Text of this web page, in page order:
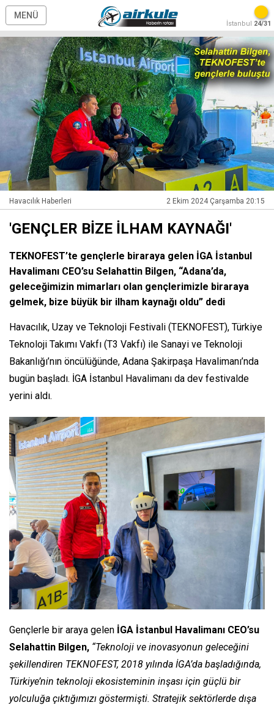
MENÜ
İstanbul 24/31
Havacılık Haberleri 2 Ekim 2024 Çarşamba 20:15
'GENÇLER BİZE İLHAM KAYNAĞI'
TEKNOFEST’te gençlerle biraraya gelen İGA İstanbul
Havalimanı CEO’su Selahattin Bilgen, “Adana’da,
geleceğimizin mimarları olan gençlerimizle biraraya
gelmek, bize büyük bir ilham kaynağı oldu” dedi
Havacılık, Uzay ve Teknoloji Festivali (TEKNOFEST), Türkiye
Teknoloji Takımı Vakfı (T3 Vakfı) ile Sanayi ve Teknoloji
Bakanlığı’nın öncülüğünde, Adana Şakirpaşa Havalimanı’nda
bugün başladı. İGA İstanbul Havalimanı da dev festivalde
yerini aldı.
Gençlerle bir araya gelen İGA İstanbul Havalimanı CEO’su
Selahattin Bilgen, “Teknoloji ve inovasyonun geleceğini
şekillendiren TEKNOFEST, 2018 yılında İGA’da başladığında,
Türkiye’nin teknoloji ekosisteminin inşası için güçlü bir
yolculuğa çıktığımızı göstermişti. Stratejik sektörlerde dışa